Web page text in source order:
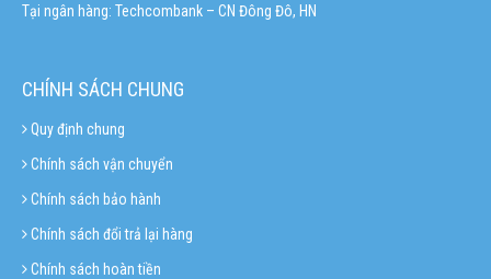
Tại ngân hàng: Techcombank – CN Đông Đô, HN
CHÍNH SÁCH CHUNG
Quy định chung
Chính sách vận chuyển
Chính sách bảo hành
Chính sách đổi trả lại hàng
Chính sách hoàn tiền